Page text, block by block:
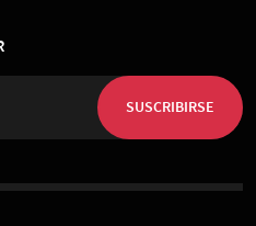
SUSCRIBIRSE